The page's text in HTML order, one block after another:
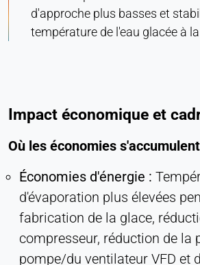
d'approche plus basses et
température de l'eau glacée à
Impact économique et
Où les économies s'accumulent
Économies d'énergie :
d'évaporation plus élevées
fabrication de la glace,
compresseur, réduction de la
pompe/du ventilateur VFD et